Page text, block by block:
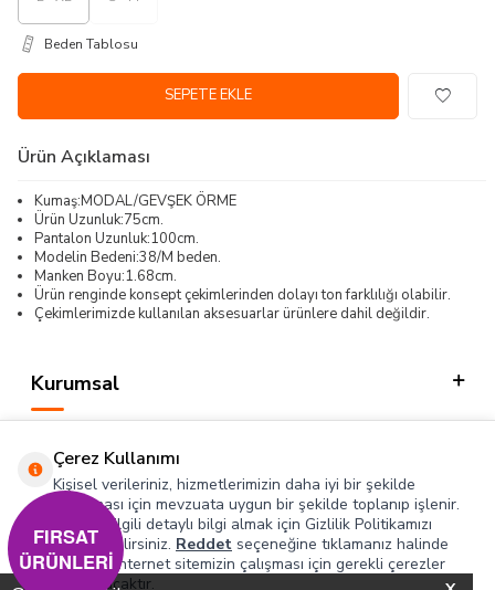
Beden Tablosu
SEPETE EKLE
Ürün Açıklaması
Kumaş:MODAL/GEVŞEK ÖRME
Ürün Uzunluk:75cm.
Pantalon Uzunluk:100cm.
Modelin Bedeni:38/M beden.
Manken Boyu:1.68cm.
Ürün renginde konsept çekimlerinden dolayı ton farklılığı olabilir.
Çekimlerimizde kullanılan aksesuarlar ürünlere dahil değildir.
Kurumsal
Hızlı Erişim
Sosyal
Adres & İletişim
Çerez Kullanımı
Kişisel verileriniz, hizmetlerimizin daha iyi bir şekilde
sunulması için mevzuata uygun bir şekilde toplanıp işlenir.
Konuyla ilgili detaylı bilgi almak için Gizlilik Politikamızı
inceleyebilirsiniz. Reddet seçeneğine tıklamanız halinde
yalnızca internet sitemizin çalışması için gerekli çerezler
kullanılacaktır.
FIRSAT
ÜRÜNLERİ